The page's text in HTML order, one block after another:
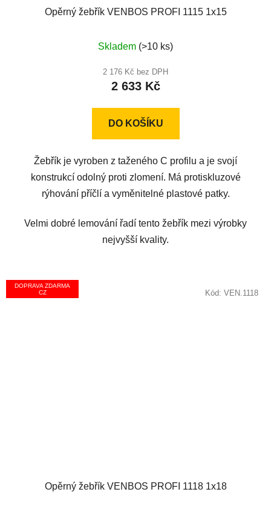
Opěrný žebřík VENBOS PROFI 1115 1x15
hodnocení
produktu
je
z
Skladem (>10 ks)
2 176 Kč bez DPH
2 633 Kč
DO KOŠÍKU
Žebřík je vyroben z taženého C profilu a je svojí
konstrukcí odolný proti zlomení. Má protiskluzové
rýhování příčlí a vyměnitelné plastové patky.
Velmi dobré lemování řadí tento žebřík mezi výrobky
nejvyšší kvality.
DOPRAVA ZDARMA
CZ
Opěrný žebřík VENBOS PROFI 1118 1x18
Kód: VEN.1118